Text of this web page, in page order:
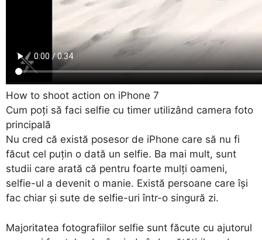
How to shoot action on iPhone 7
Cum poți să faci selfie cu timer utilizând camera foto
principală
Nu cred că există posesor de iPhone care să nu fi
făcut cel puțin o dată un selfie. Ba mai mult, sunt
studii care arată că pentru foarte mulți oameni,
selfie-ul a devenit o manie. Există persoane care își
fac chiar și sute de selfie-uri într-o singură zi.
Majoritatea fotografiilor selfie sunt făcute cu ajutorul